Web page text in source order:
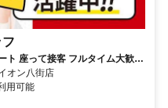
ト 座って接客 フルタイム大歓迎
オン八街店
用可能